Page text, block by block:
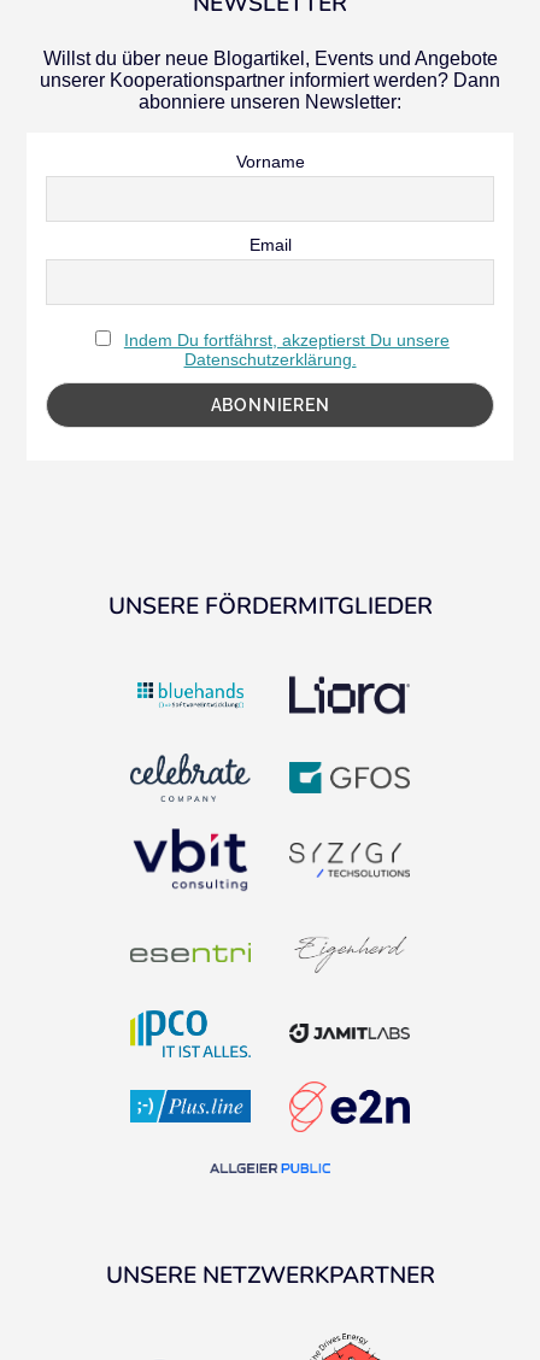
Willst du über neue Blogartikel, Events und Angebote
unserer Kooperationspartner informiert werden? Dann
abonniere unseren Newsletter:
Vorname
Email
Indem Du fortfährst, akzeptierst Du unsere
Datenschutzerklärung.
UNSERE FÖRDERMITGLIEDER
UNSERE NETZWERKPARTNER